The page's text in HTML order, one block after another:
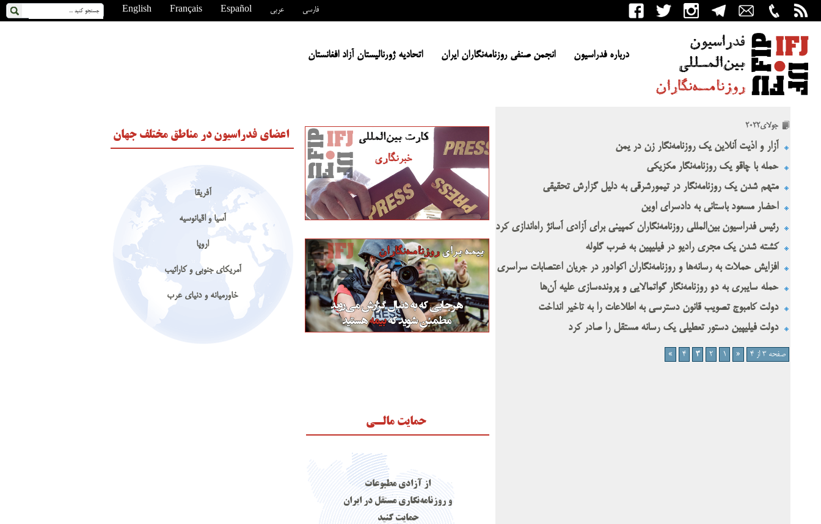
English Français Español عربی فارسی
درباره فدراسیون انجمن صنفی روزنامه‌نگاران ایران اتحادیه ژورنالیستان آزاد افغانستان
جولای2022
آزار و اذیت آنلاین یک روزنامه‌نگار زن در یمن
حمله با چاقو یک روزنامه‌نگار مکزیکی
متهم شدن یک روزنامه‌نگار در تیمورشرقی به دلیل گزارش تحقیقی
احضار مسعود باستانی به دادسرای اوین
رئیس فدراسیون بین‌المللی روزنامه‌نگاران کمپینی برای آزادی آسانژ راه‌اندازی کرد
کشته شدن یک مجری رادیو در فیلیپین به ضرب گلوله
افزایش حملات به رسانه‌ها و روزنامه‌نگاران اکوادور در جریان اعتصابات سراسری
حمله سایبری به دو روزنامه‌نگار گواتمالایی و پرونده‌سازی علیه آن‌ها
دولت کامبوج تصویب قانون دسترسی به اطلاعات را به تاخیر انداخت
دولت فیلیپین دستور تعطیلی یک رسانه مستقل را صادر کرد
صفحه 3 از 4 «
1
2
3
4
»
اعضای فدراسیون در مناطق مختلف جهان
آفریقا
آسیا و اقیانوسیه
اروپا
آمریکای جنوبی و کارائیب
خاورمیانه و دنیای عرب
حمایت مالـی
از آزادی مطبوعات
و روزنامه‌نگاری مستقل در ایران
حمایت کنید